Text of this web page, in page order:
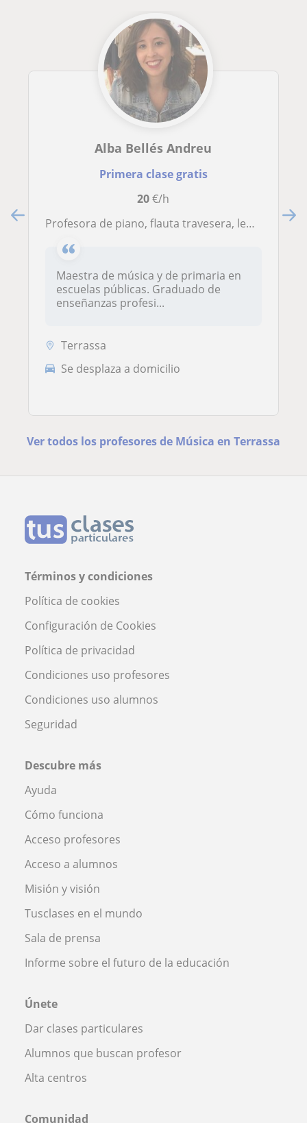
Alba Bellés Andreu
Primera clase gratis
20€/h
Profesora de piano, flauta travesera, lenguaje musical e iniciación musical
Maestra de música y de primaria en
escuelas públicas. Graduado de
enseñanzas profesi...
Terrassa
Se desplaza a domicilio
Ver todos los profesores de Música en Terrassa
Términos y condiciones
Política de cookies
Configuración de Cookies
Política de privacidad
Condiciones uso profesores
Condiciones uso alumnos
Seguridad
Descubre más
Ayuda
Cómo funciona
Acceso profesores
Acceso a alumnos
Misión y visión
Tusclases en el mundo
Sala de prensa
Informe sobre el futuro de la educación
Únete
Dar clases particulares
Alumnos que buscan profesor
Alta centros
Comunidad